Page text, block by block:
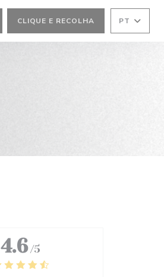
CLIQUE E RECOLHA PT
4.6 /5